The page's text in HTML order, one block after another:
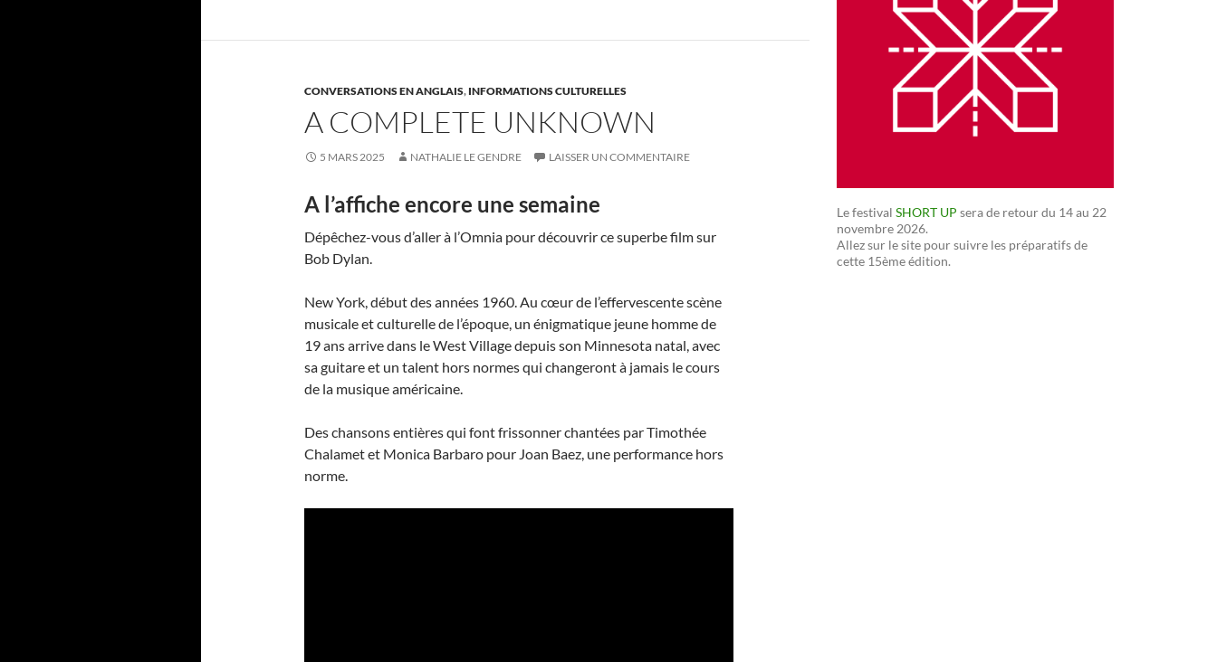
CONVERSATIONS EN ANGLAIS, INFORMATIONS CULTURELLES
A COMPLETE UNKNOWN
5 MARS 2025 NATHALIE LE GENDRE LAISSER UN COMMENTAIRE
A l’affiche encore une semaine
Dépêchez-vous d’aller à l’Omnia pour découvrir ce superbe film sur
Bob Dylan.
New York, début des années 1960. Au cœur de l’effervescente scène
musicale et culturelle de l’époque, un énigmatique jeune homme de
19 ans arrive dans le West Village depuis son Minnesota natal, avec
sa guitare et un talent hors normes qui changeront à jamais le cours
de la musique américaine.
Des chansons entières qui font frissonner chantées par Timothée
Chalamet et Monica Barbaro pour Joan Baez, une performance hors
norme.
Le festival SHORT UP sera de retour du 14 au 22
novembre 2026.
Allez sur le site pour suivre les préparatifs de
cette 15ème édition.